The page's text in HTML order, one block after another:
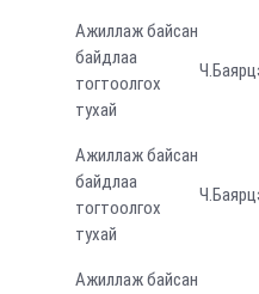
Ажиллаж байсан
байдлаа
тогтоолгох
тухай
Ажиллаж байсан
байдлаа
тогтоолгох
тухай
Ажиллаж байсан